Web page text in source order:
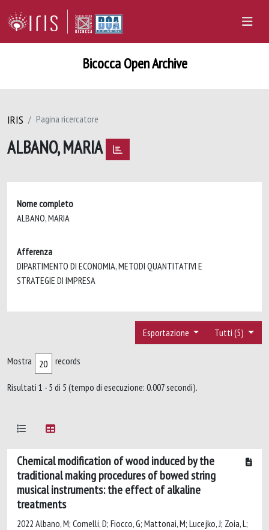
Bicocca Open Archive
IRIS Pagina ricercatore
ALBANO, MARIA
Nome completo
ALBANO, MARIA
Afferenza
DIPARTIMENTO DI ECONOMIA, METODI QUANTITATIVI E
STRATEGIE DI IMPRESA
Tutti (5)
Esportazione
Mostra records
Risultati 1 - 5 di 5 (tempo di esecuzione: 0.007 secondi).
Chemical modification of wood induced by the
traditional making procedures of bowed string
musical instruments: the effect of alkaline
treatments
2022 Albano, M; Comelli, D; Fiocco, G; Mattonai, M; Lucejko, J; Zoia, L;